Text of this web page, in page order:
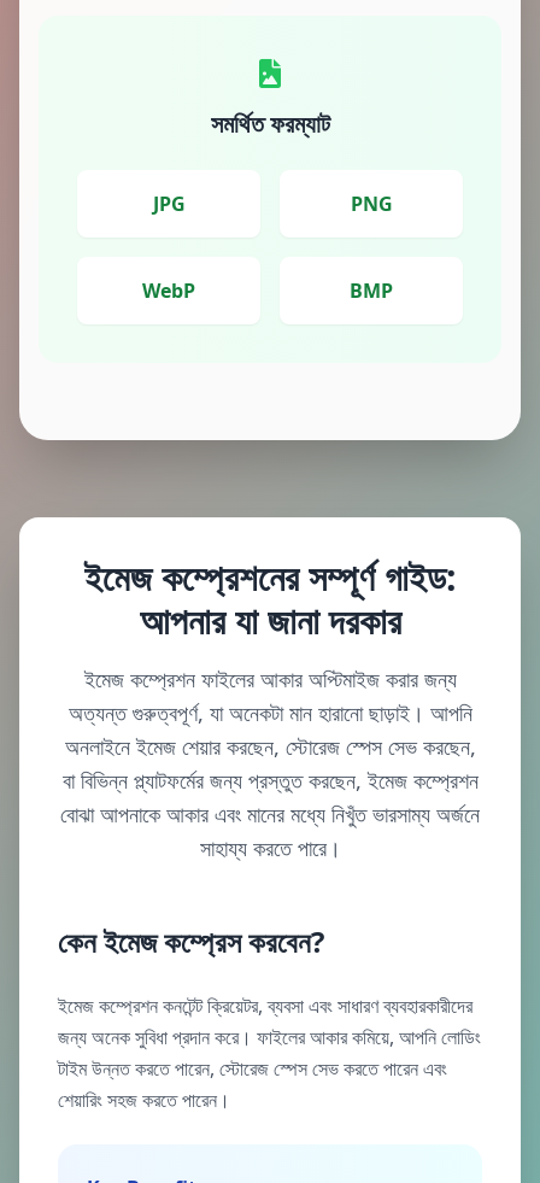
সমর্থিত ফরম্যাট
JPG PNG
WebP BMP
ইমেজ কম্প্রেশনের সম্পূর্ণ গাইড:
আপনার যা জানা দরকার
ইমেজ কম্প্রেশন ফাইলের আকার অপ্টিমাইজ করার জন্য
অত্যন্ত গুরুত্বপূর্ণ, যা অনেকটা মান হারানো ছাড়াই। আপনি
অনলাইনে ইমেজ শেয়ার করছেন, স্টোরেজ স্পেস সেভ করছেন,
বা বিভিন্ন প্ল্যাটফর্মের জন্য প্রস্তুত করছেন, ইমেজ কম্প্রেশন
বোঝা আপনাকে আকার এবং মানের মধ্যে নিখুঁত ভারসাম্য অর্জনে
সাহায্য করতে পারে।
কেন ইমেজ কম্প্রেস করবেন?
ইমেজ কম্প্রেশন কনটেন্ট ক্রিয়েটর, ব্যবসা এবং সাধারণ ব্যবহারকারীদের
জন্য অনেক সুবিধা প্রদান করে। ফাইলের আকার কমিয়ে, আপনি লোডিং
টাইম উন্নত করতে পারেন, স্টোরেজ স্পেস সেভ করতে পারেন এবং
শেয়ারিং সহজ করতে পারেন।